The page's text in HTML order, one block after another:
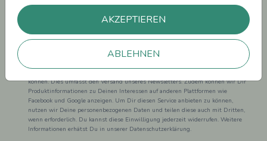
AKZEPTIEREN
ABLEHNEN
können. Dies umfasst den Versand unseres Newsletters. Zudem können wir Dir
Produktinformationen zu Deinen Interessen auf anderen Plattformen wie
Facebook und Google anzeigen. Um Dir diesen Service anbieten zu können,
nutzen wir Deine personenbezogenen Daten und teilen diese auch mit Dritten,
wenn erforderlich. Du kannst diese Einwilligung jederzeit widerrufen. Weitere
Informationen erhätst Du in unserer Datenschutzerklärung.